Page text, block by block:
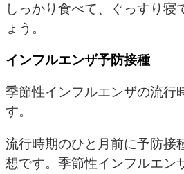
しっかり食べて、ぐっすり寝
ょう。
インフルエンザ予防接種
季節性インフルエンザの流行
す。
流行時期のひと月前に予防接
想です。季節性インフルエン